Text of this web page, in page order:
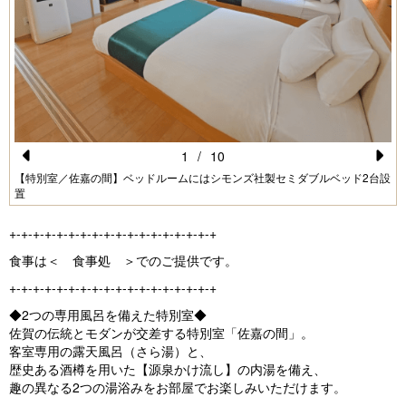
Pr
e
vi
o
u
s
【特別室／佐嘉の間】ベッドルームにはシモンズ社製セミダブルベッド2台設
置
N
e
1 / 10
+-+-+-+-+-+-+-+-+-+-+-+-+-+-+-+-+-+
食事は＜ 食事処 ＞でのご提供です。
+-+-+-+-+-+-+-+-+-+-+-+-+-+-+-+-+-+
◆2つの専用風呂を備えた特別室◆
佐賀の伝統とモダンが交差する特別室「佐嘉の間」。
客室専用の露天風呂（さら湯）と、
歴史ある酒樽を用いた【源泉かけ流し】の内湯を備え、
趣の異なる2つの湯浴みをお部屋でお楽しみいただけます。